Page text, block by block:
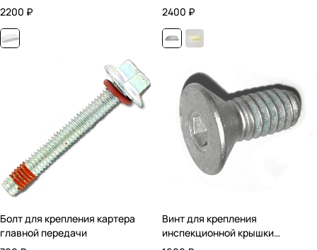
2200 ₽
2400 ₽
Болт для крепления картера
главной передачи
Винт для крепления
инспекционной крышки
главной передачи